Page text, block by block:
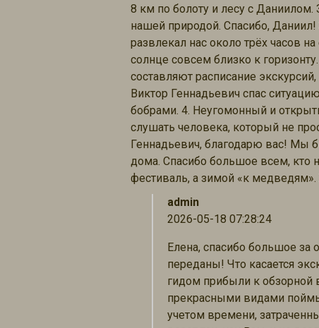
8 км по болоту и лесу с
нашей природой. Спасибо,
развлекал нас около трёх часов
солнце совсем близко к
составляют расписание
Виктор Геннадьевич спас
бобрами. 4. Неугомонный и
слушать человека, который не
Геннадьевич, благодарю вас! Мы
дома. Спасибо большое всем, кто
фестиваль, а зимой «к
admin
2026-05-18 07:28:24
Елена, спасибо большое за
переданы! Что касается
гидом прибыли к обзорной
прекрасными видами
учетом времени,